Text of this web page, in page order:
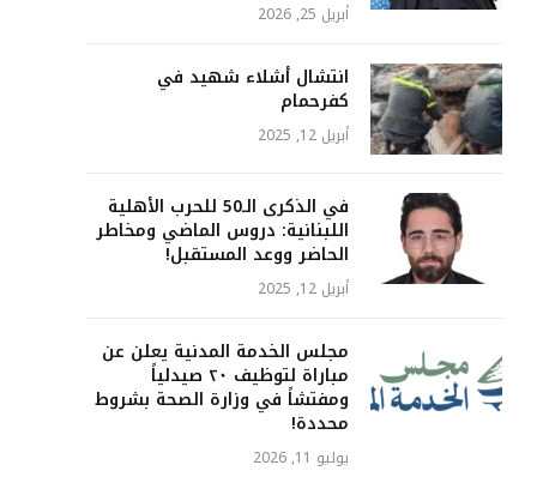
أبريل 25, 2026
انتشال أشلاء شهيد في
كفرحمام
أبريل 12, 2025
في الذكرى الـ50 للحرب الأهلية
اللبنانية: دروس الماضي ومخاطر
الحاضر ووعد المستقبل!
أبريل 12, 2025
مجلس الخدمة المدنية يعلن عن
مباراة لتوظيف ٢٠ صيدلياً
ومفتشاً في وزارة الصحة بشروط
محددة!
يوليو 11, 2026